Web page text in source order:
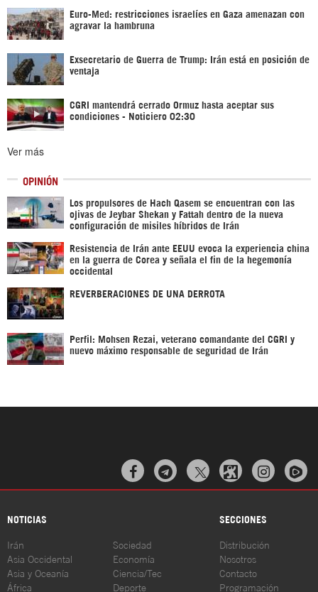
Euro-Med: restricciones israelíes en Gaza amenazan con
agravar la hambruna
Exsecretario de Guerra de Trump: Irán está en posición de
ventaja
CGRI mantendrá cerrado Ormuz hasta aceptar sus
condiciones - Noticiero 02:30
Ver más
OPINIÓN
Los propulsores de Hach Qasem se encuentran con las
ojivas de Jeybar Shekan y Fattah dentro de la nueva
configuración de misiles híbridos de Irán
Resistencia de Irán ante EEUU evoca la experiencia china
en la guerra de Corea y señala el fin de la hegemonía
occidental
REVERBERACIONES DE UNA DERROTA
Perfil: Mohsen Rezai, veterano comandante del CGRI y
nuevo máximo responsable de seguridad de Irán
  
NOTICIAS SECCIONES
Irán
Asia Occidental
Asia y Oceanía
África
Sociedad
Economía
Ciencia/Tec
Deporte
Distribución
Nosotros
Contacto
Programación